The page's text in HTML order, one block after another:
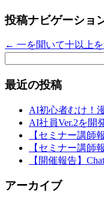
投稿ナビゲーショ
← 一を聞いて十以上
最近の投稿
AI初心者むけ！
AI社員Ver.2を開
【セミナー講
【セミナー講師
【開催報告】
アーカイブ